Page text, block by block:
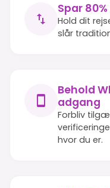
Spar
Hold dit
slår
Behold
adgang
Forbliv
hvor du er.